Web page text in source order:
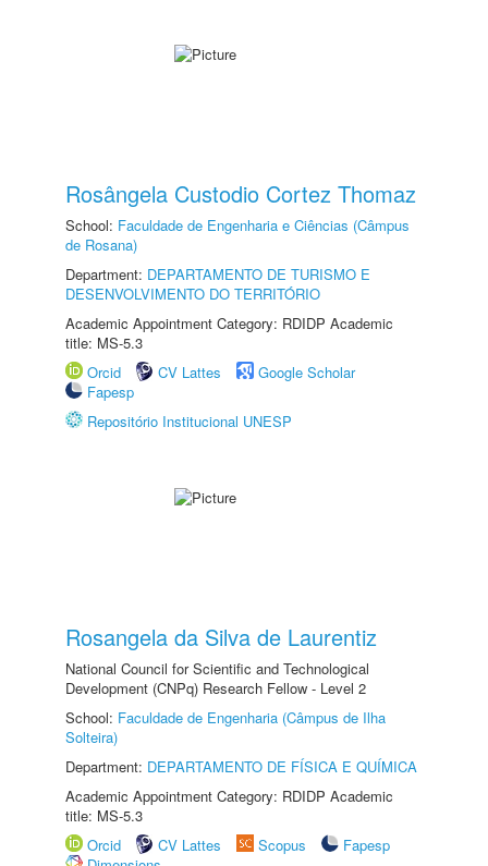
Rosângela Custodio Cortez Thomaz
School: Faculdade de Engenharia e Ciências (Câmpus
de Rosana)
Department: DEPARTAMENTO DE TURISMO E
DESENVOLVIMENTO DO TERRITÓRIO
Academic Appointment Category: RDIDP Academic
title: MS-5.3
Orcid
CV Lattes
Google Scholar
Fapesp
Repositório Institucional UNESP
Rosangela da Silva de Laurentiz
National Council for Scientific and Technological
Development (CNPq) Research Fellow - Level 2
School: Faculdade de Engenharia (Câmpus de Ilha
Solteira)
Department: DEPARTAMENTO DE FÍSICA E QUÍMICA
Academic Appointment Category: RDIDP Academic
title: MS-5.3
Orcid
CV Lattes Scopus
Fapesp